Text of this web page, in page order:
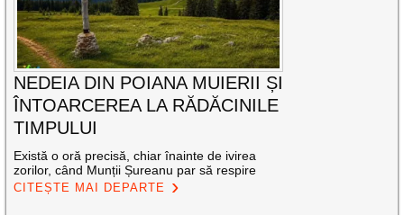
NEDEIA DIN POIANA MUIERII ȘI
ÎNTOARCEREA LA RĂDĂCINILE
TIMPULUI
Există o oră precisă, chiar înainte de ivirea
zorilor, când Munții Șureanu par să respire
CITEȘTE MAI DEPARTE